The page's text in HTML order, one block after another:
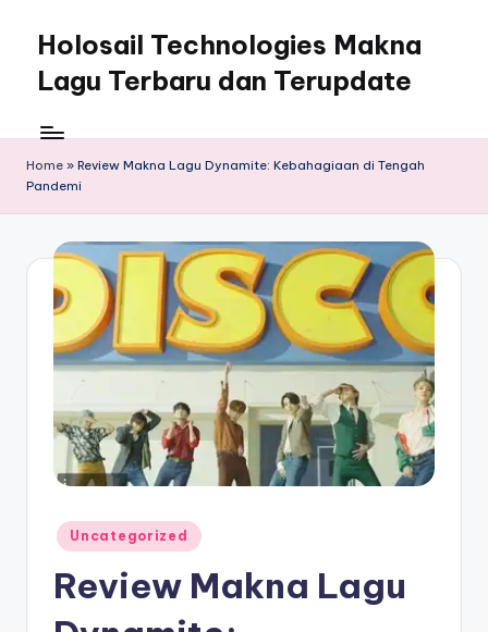
content
Holosail Technologies Makna
Lagu Terbaru dan Terupdate
Home » Review Makna Lagu Dynamite: Kebahagiaan di Tengah
Pandemi
Posted
in
Uncategorized
Review Makna Lagu